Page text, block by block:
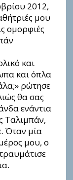
2012,
μου
ομορφιές
και
και όπλα
ρώτησε
θα σας
ενάντια
Ταλιμπάν,
Όταν μία
μου, ο